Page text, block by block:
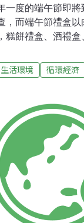
一度的端午節即
，而端午節禮盒
糕餅禮盒、酒禮
免遭處3萬元以上
端午節禮盒時，不
過多，禮盒包裝
家一起為環境多盡
生活環境 循環經濟